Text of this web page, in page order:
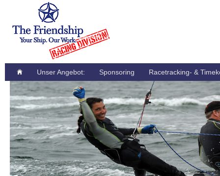
Unser Angebot: Sponsoring Racetracking- &